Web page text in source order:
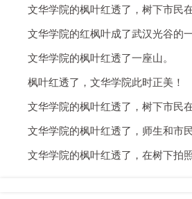
文华学院的枫叶红透了，树下市民在
文华学院的红枫叶成了武汉光谷的一
文华学院的枫叶红透了一座山。
枫叶红透了，文华学院此时正美！
文华学院的枫叶红透了，树下市民在
文华学院的枫叶红透了，师生和市
文华学院的枫叶红透了，在树下拍